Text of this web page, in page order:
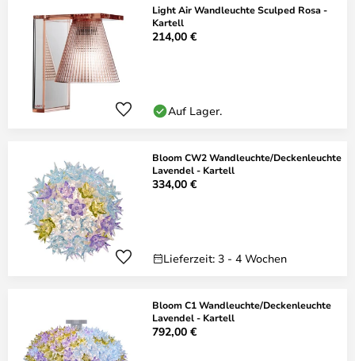
Light Air Wandleuchte Sculped Rosa -
Kartell
214,00 €
Auf Lager.
Bloom CW2 Wandleuchte/Deckenleuchte
Lavendel - Kartell
334,00 €
Lieferzeit: 3 - 4 Wochen
Bloom C1 Wandleuchte/Deckenleuchte
Lavendel - Kartell
792,00 €